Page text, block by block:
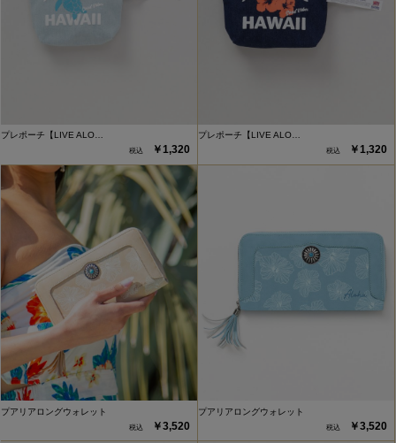
プレポーチ【LIVE ALO…
￥1,320
プレポーチ【LIVE ALO…
￥1,320
プアリアロングウォレット
￥3,520
プアリアロングウォレット
￥3,520